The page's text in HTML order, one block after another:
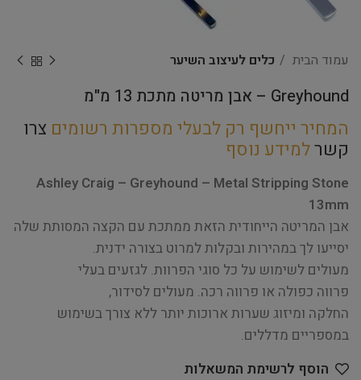
עמוד הבית כלים לעיצוב השיער
Greyhound – אבן מריטה מתכת 13 מ"מ
המחיר ייחשף רק לבעלי מספרות רשומים צרו
קשרלמידע נוסף
Ashley Craig – Greyhound – Metal Stripping Stone
13mm
אבן המריטה הייחודית הזאת ממתכת עם הקצה המסותת שלה
יסייעו לך במהירות ובקלות למרוט בצורה ידנית.
מעולים לשימוש על כל סוגי הפרוות. לגזעים בעלי
פרווה כפולה או פרווה רכה. מעולים לסידור,
החלקה ומיזוג שערות ארוכות יותר ללא צורך בשימוש
במספריים מדללים.
הוסף לרשימת המשאלות